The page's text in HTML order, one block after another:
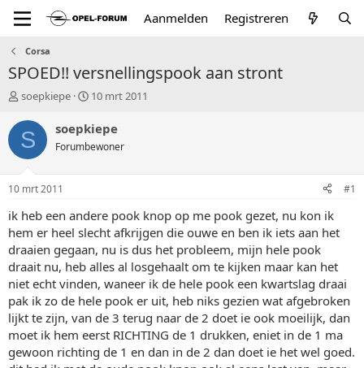
Aanmelden Registreren
Corsa
SPOED!! versnellingspook aan stront
T
p
i
a
r
e
r
soepkiepe
S
a
t
u
10 mrt 2011
S soepkiepe
Forumbewoner
10 mrt 2011 #1
ik heb een andere pook knop op me pook gezet, nu kon ik
hem er heel slecht afkrijgen die ouwe en ben ik iets aan het
draaien gegaan, nu is dus het probleem, mijn hele pook
draait nu, heb alles al losgehaalt om te kijken maar kan het
niet echt vinden, waneer ik de hele pook een kwartslag draai
pak ik zo de hele pook er uit, heb niks gezien wat afgebroken
lijkt te zijn, van de 3 terug naar de 2 doet ie ook moeilijk, dan
moet ik hem eerst RICHTING de 1 drukken, eniet in de 1 ma
gewoon richting de 1 en dan in de 2 dan doet ie het wel goed.